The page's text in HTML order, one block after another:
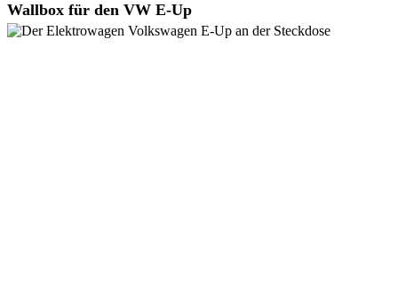
Wallbox für den VW E-Up